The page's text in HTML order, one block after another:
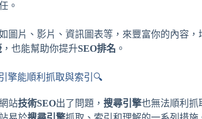
。
圖片、影片、資訊圖表等，來豐富你的內容
，也能幫助你提升SEO排名 。
擎能順利抓取與索引🔍
站技術SEO出了問題， 搜尋引擎也無法順利抓